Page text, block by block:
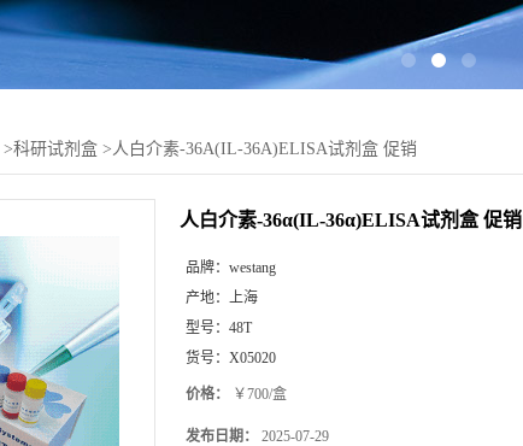
>科研试剂盒 >人白介素-36Α(IL-36Α)ELISA试剂盒 促销
人白介素-36α(IL-36α)ELISA试剂盒 促销
品牌： westang
产地： 上海
型号： 48T
货号： X05020
价格： ￥700/盒
发布日期： 2025-07-29